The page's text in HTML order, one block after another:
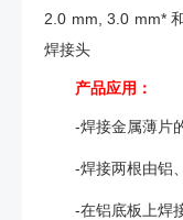
2.0 mm, 3.0 mm*
焊接头
产品应用：
-焊接金属薄片
-焊接两根由铝
-在铝底板上焊